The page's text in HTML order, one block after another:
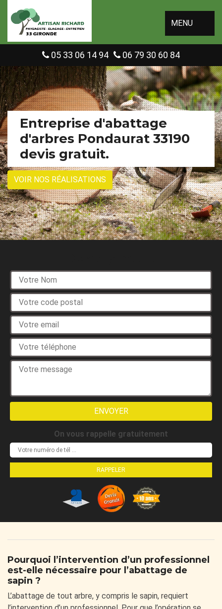
MENU
05 33 06 14 94 06 79 30 60 84
Entreprise d'abattage
d'arbres Pondaurat 33190
devis gratuit.
VOIR NOS RÉALISATIONS
On vous rappelle gratuitement
Pourquoi l’intervention d’un professionnel
est-elle nécessaire pour l’abattage de
sapin ?
L’abattage de tout arbre, y compris le sapin, requiert